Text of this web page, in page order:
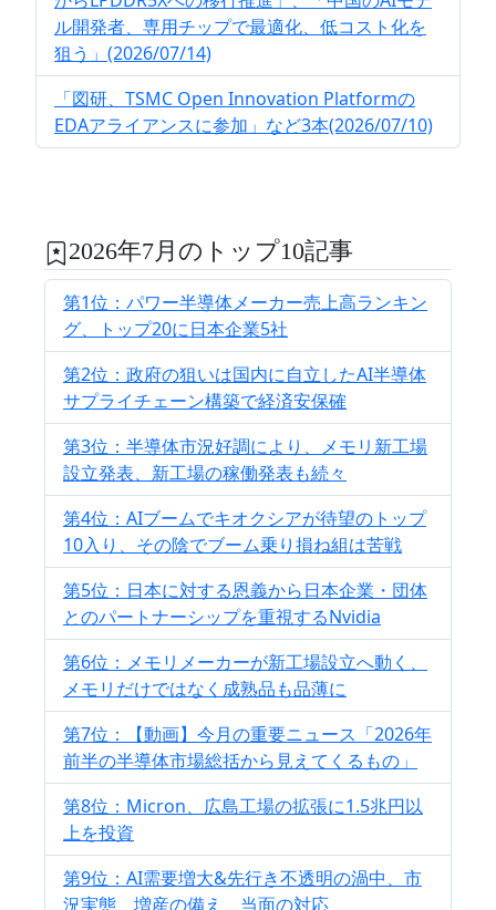
ル開発者、専用チップで最適化、低コスト化を
狙う」(2026/07/14)
「図研、TSMC Open Innovation Platformの
EDAアライアンスに参加」など3本(2026/07/10)
2026年7月のトップ10記事
第1位：パワー半導体メーカー売上高ランキン
グ、トップ20に日本企業5社
第2位：政府の狙いは国内に自立したAI半導体
サプライチェーン構築で経済安保確
第3位：半導体市況好調により、メモリ新工場
設立発表、新工場の稼働発表も続々
第4位：AIブームでキオクシアが待望のトップ
10入り、その陰でブーム乗り損ね組は苦戦
第5位：日本に対する恩義から日本企業・団体
とのパートナーシップを重視するNvidia
第6位：メモリメーカーが新工場設立へ動く、
メモリだけではなく成熟品も品薄に
第7位：【動画】今月の重要ニュース「2026年
前半の半導体市場総括から見えてくるもの」
第8位：Micron、広島工場の拡張に1.5兆円以
上を投資
第9位：AI需要増大&先行き不透明の渦中、市
況実態、増産の備え、当面の対応